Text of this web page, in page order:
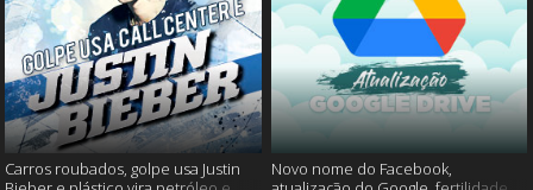
Carros roubados, golpe usa Justin
Novo nome do Facebook,